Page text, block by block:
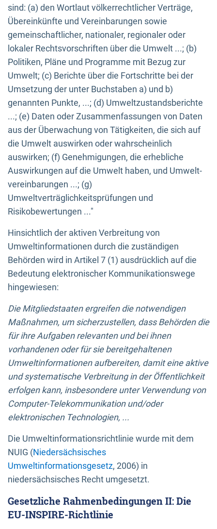
sind: (a) den Wortlaut völkerrechtlicher Verträge,
Übereinkünfte und Vereinbarungen sowie
gemeinschaftlicher, nationaler, regionaler oder
lokaler Rechtsvorschriften über die Umwelt ...; (b)
Politiken, Pläne und Programme mit Bezug zur
Umwelt; (c) Berichte über die Fortschritte bei der
Umsetzung der unter Buchstaben a) und b)
genannten Punkte, ...; (d) Umweltzustandsberichte
...; (e) Daten oder Zusammenfassungen von Daten
aus der Überwachung von Tätigkeiten, die sich auf
die Umwelt auswirken oder wahrscheinlich
auswirken; (f) Genehmigungen, die erhebliche
Auswirkungen auf die Umwelt haben, und Umwelt-
vereinbarungen ...; (g)
Umweltverträglichkeitsprüfungen und
Risikobewertungen ..."
Hinsichtlich der aktiven Verbreitung von
Umweltinformationen durch die zuständigen
Behörden wird in Artikel 7 (1) ausdrücklich auf die
Bedeutung elektronischer Kommunikationswege
hingewiesen:
Die Mitgliedstaaten ergreifen die notwendigen
Maßnahmen, um sicherzustellen, dass Behörden die
für ihre Aufgaben relevanten und bei ihnen
vorhandenen oder für sie bereitgehaltenen
Umweltinformationen aufbereiten, damit eine aktive
und systematische Verbreitung in der Öffentlichkeit
erfolgen kann, insbesondere unter Verwendung von
Computer-Telekommunikation und/oder
elektronischen Technologien, ...
Die Umweltinformationsrichtlinie wurde mit dem
NUIG (Niedersächsisches
Umweltinformationsgesetz, 2006) in
niedersächsisches Recht umgesetzt.
Gesetzliche Rahmenbedingungen II: Die
EU-INSPIRE-Richtlinie